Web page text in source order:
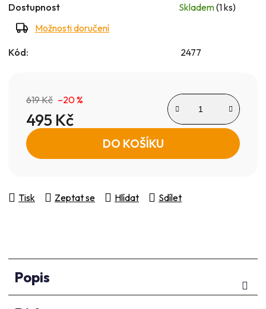
Dostupnost Skladem(1 ks)
Možnosti doručení
Kód: 2477
619 Kč –20 %
495 Kč
Měrná cena: DO KOŠÍKU
Tisk Zeptat se Hlídat Sdílet
Popis